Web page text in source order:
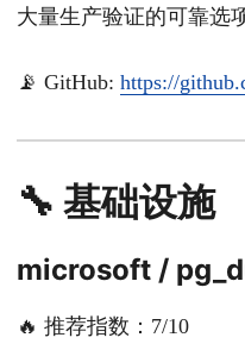
大量生产验证的可靠选
📡 GitHub: https://
🔧 基础设施
microsoft /
🔥 推荐指数：7/10